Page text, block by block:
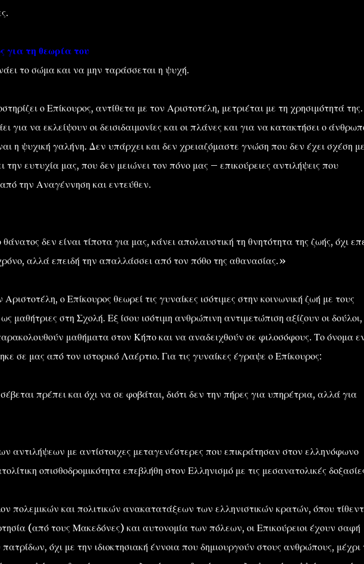
για τη θεωρία του
το σώμα και να μην ταράσσεται η ψυχή.
ο Επίκουρος, αντίθετα με τον Αριστοτέλη, μετριέται με τη χρησιμότητά
για να εκλείψουν οι δεισιδαιμονίες και οι πλάνες και για να κατακτήσει ο
η ψυχική γαλήνη. Δεν υπάρχει και δεν χρειαζόμαστε γνώση που δεν έχει σχέση
ευτυχία μας, που δεν μειώνει τον πόνο μας – επικούρειες αντιλήψεις που
την Αναγέννηση και εντεύθεν.
δεν είναι τίποτα για μας, κάνει απολαυστική τη θνητότητα της ζωής, όχι
αλλά επειδή την απαλλάσσει από τον πόθο της αθανασίας.»
ο Επίκουρος θεωρεί τις γυναίκες ισότιμες στην κοινωνική ζωή με τους
μαθήτριες στη Σχολή. Εξ ίσου ισότιμη ανθρώπινη αντιμετώπιση αξίζουν οι δούλοι,
μαθήματα στον Κήπο και να αναδειχθούν σε φιλοσόφους. Το όνομα
σε μας από τον ιστορικό Λαέρτιο. Για τις γυναίκες έγραψε ο Επίκουρος:
πρέπει και όχι να σε φοβάται, διότι δεν την πήρες για υπηρέτρια, αλλά για
αντιλήψεων με αντίστοιχες μεταγενέστερες που επικράτησαν στον ελληνόφωνο
οπισθοδρομικότητα επεβλήθη στον Ελληνισμό με τις μεσανατολικές
πολεμικών και πολιτικών ανακατατάξεων των ελληνιστικών κρατών, όπου
(από τους Μακεδόνες) και αυτονομία των πόλεων, οι Επικούρειοι έχουν σαφή
όχι με την ιδιοκτησιακή έννοια που δημιουργούν στους ανθρώπους, μέχρι